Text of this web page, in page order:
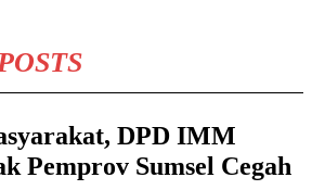
DPD IMM
Pemprov Sumsel Cegah